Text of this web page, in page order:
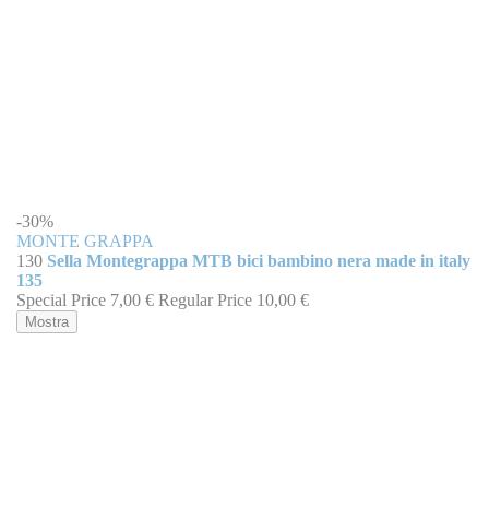
-30%
MONTE GRAPPA
130 Sella Montegrappa MTB bici bambino nera made in italy
135
Special Price 7,00 € Regular Price 10,00 €
Mostra